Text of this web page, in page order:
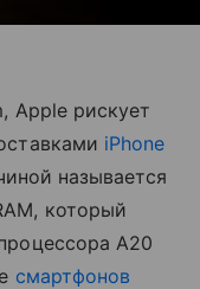
Apple рискует
iPhone
называется
который
A20
смартфонов